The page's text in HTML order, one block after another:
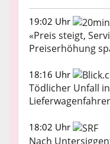
19:02 Uhr
«Preis steigt,
Preiserhöhung
18:16 Uhr
Tödlicher Unfall
18:02 Uhr
Nach